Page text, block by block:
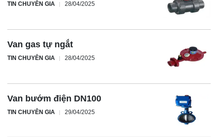
TIN CHUYÊN GIA 28/04/2025
Van gas tự ngắt
TIN CHUYÊN GIA 28/04/2025
Van bướm điện DN100
TIN CHUYÊN GIA 29/04/2025